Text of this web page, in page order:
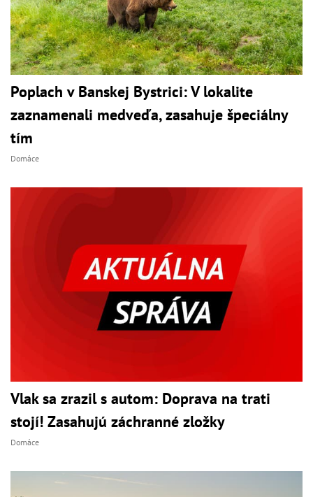
Poplach v Banskej Bystrici: V lokalite
zaznamenali medveďa, zasahuje špeciálny
tím
Domáce
Vlak sa zrazil s autom: Doprava na trati
stojí! Zasahujú záchranné zložky
Domáce